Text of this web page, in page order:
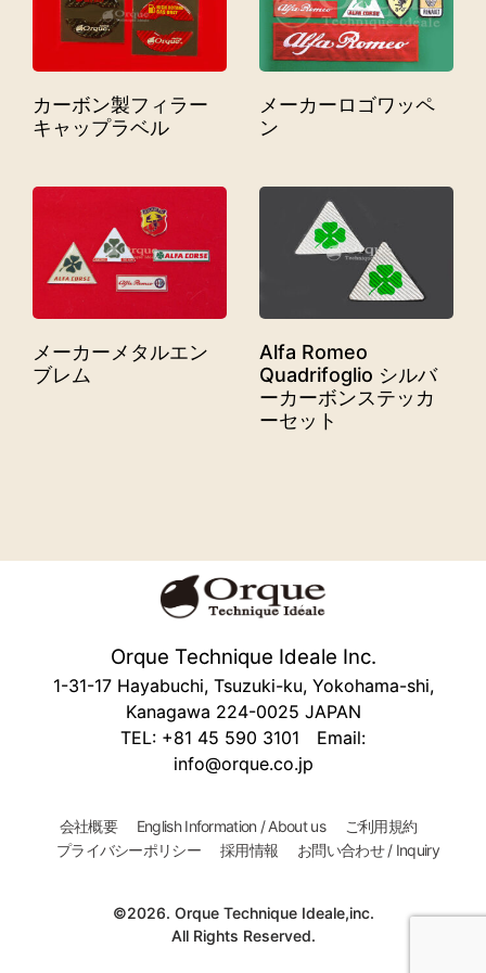
カーボン製フィラー
キャップラベル
メーカーロゴワッペ
ン
メーカーメタルエン
ブレム
Alfa Romeo
Quadrifoglio シルバ
ーカーボンステッカ
ーセット
Orque Technique Ideale Inc.
1-31-17 Hayabuchi, Tsuzuki-ku, Yokohama-shi,
Kanagawa 224-0025 JAPAN
TEL: +81 45 590 3101 Email:
info@orque.co.jp
会社概要 English Information / About us
ご利用規約
プライバシーポリシー
採用情報 お問い合わせ / Inquiry
©2026. Orque Technique Ideale,inc.
All Rights Reserved.